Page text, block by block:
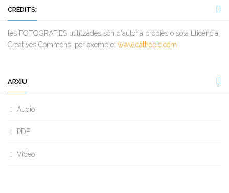
CRÈDITS:
les FOTOGRAFIES utilitzades són d'autoria pròpies o sota Llicència
Creatives Commons, per exemple: www.cathopic.com
ARXIU
Audio
PDF
Video